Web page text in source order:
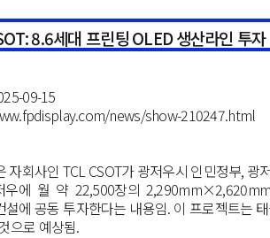
8.6세대 프린팅OLED생산라인 투
09-15
news/show-210247.html
자회사인 TCL CSOT가 광저우시 인민정부, 광
우에 월 약 22,500장의
설에 공동 투자한다는 내용임. 이 프로젝트는
으로 예상됨.